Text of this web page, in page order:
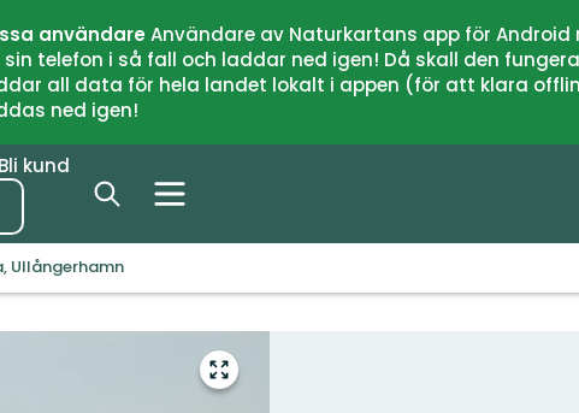
användareAnvändare av Naturkartans app för
telefon i så fall och laddar ned igen! Då skall den
all data för hela landet lokalt i appen (för att klara
ned igen!
Bli kund
Ullångerhamn
Gå
till